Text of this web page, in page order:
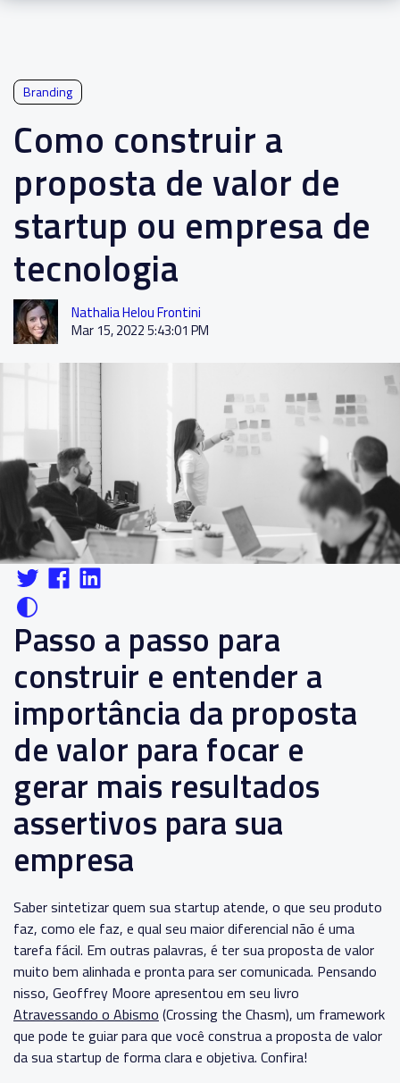
Branding
Como construir a
proposta de valor de
startup ou empresa de
tecnologia
Nathalia Helou Frontini
Mar 15, 2022 5:43:01 PM
Passo a passo para
construir e entender a
importância da proposta
de valor para focar e
gerar mais resultados
assertivos para sua
empresa
Saber sintetizar quem sua startup atende, o que seu produto
faz, como ele faz, e qual seu maior diferencial não é uma
tarefa fácil. Em outras palavras, é ter sua proposta de valor
muito bem alinhada e pronta para ser comunicada. Pensando
nisso, Geoffrey Moore apresentou em seu livro
Atravessando o Abismo (Crossing the Chasm), um framework
que pode te guiar para que você construa a proposta de valor
da sua startup de forma clara e objetiva. Confira!